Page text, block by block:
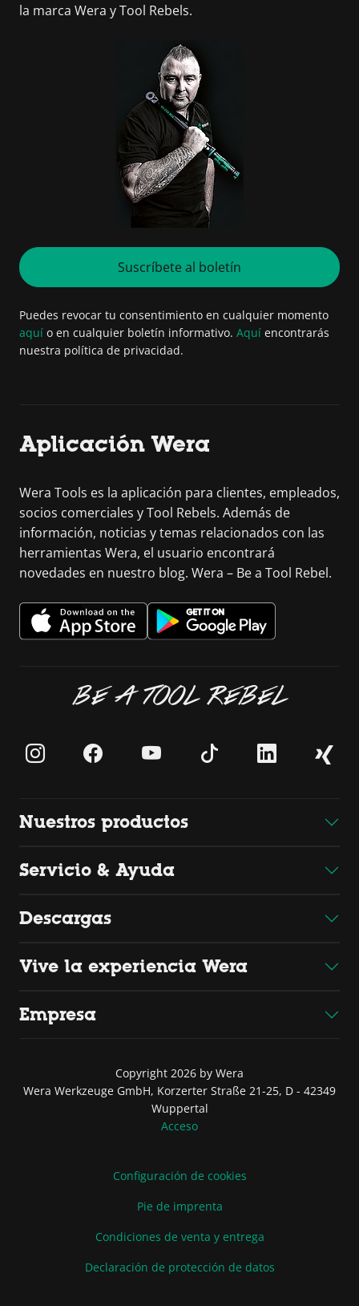
la marca Wera y Tool Rebels.
Suscríbete al boletín
Puedes revocar tu consentimiento en cualquier momento
aquí o en cualquier boletín informativo. Aquí encontrarás
nuestra política de privacidad.
Aplicación Wera
Wera Tools es la aplicación para clientes, empleados,
socios comerciales y Tool Rebels. Además de
información, noticias y temas relacionados con las
herramientas Wera, el usuario encontrará
novedades en nuestro blog. Wera – Be a Tool Rebel.
BE A TOOL REBEL
Nuestros productos
Servicio & Ayuda
Descargas
Vive la experiencia Wera
Empresa
Copyright 2026 by Wera
Wera Werkzeuge GmbH, Korzerter Straße 21-25, D - 42349
Wuppertal
Acceso
Configuración de cookies
Pie de imprenta
Condiciones de venta y entrega
Declaración de protección de datos